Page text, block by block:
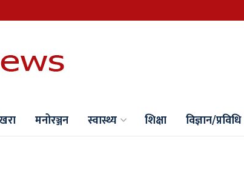
मनोरञ्जन स्वास्थ्य शिक्षा विज्ञान/प्रविधि